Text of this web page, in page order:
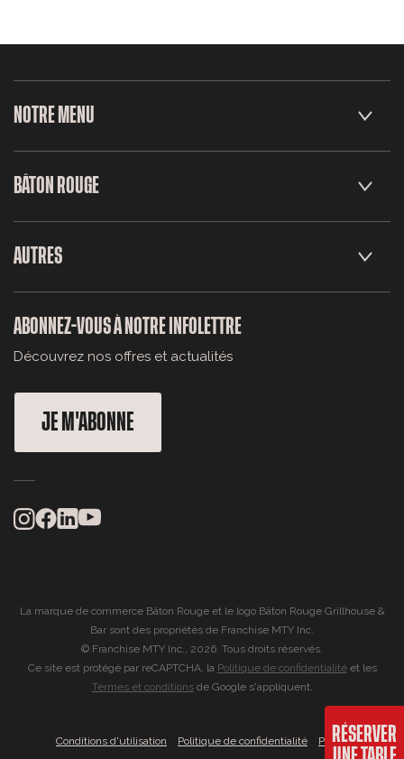
RÉSERVER
NOTRE MENU
BÂTON ROUGE
AUTRES
ABONNEZ-VOUS À NOTRE INFOLETTRE
Découvrez nos offres et actualités
JE M'ABONNE
La marque de commerce Bâton Rouge et le logo Bâton Rouge Grillhouse &
Bar sont des propriétés de Franchise MTY Inc.
© Franchise MTY Inc., 2026. Tous droits réservés.
Ce site est protégé par reCAPTCHA, la Politique de confidentialitéet les
Termes et conditionsde Google s'appliquent.
Conditions d'utilisation Politique de confidentialité Portail